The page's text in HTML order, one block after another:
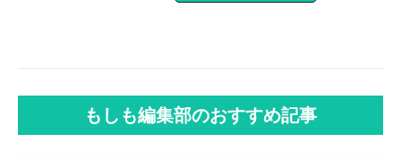
もしも編集部のおすすめ記事